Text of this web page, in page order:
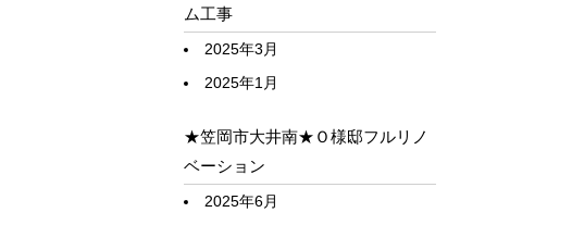
ム工事
2025年3月
2025年1月
★笠岡市大井南★Ｏ様邸フルリノ
ベーション
2025年6月